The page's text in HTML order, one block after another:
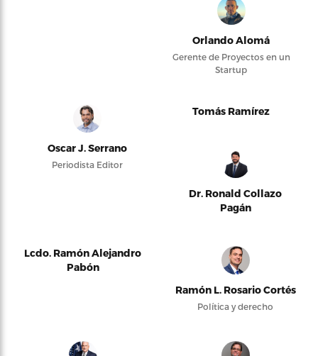
Orlando Alomá
Gerente de Proyectos en un
Startup
Oscar J. Serrano
Periodista Editor
Tomás Ramírez
Dr. Ronald Collazo
Pagán
Lcdo. Ramón Alejandro
Pabón
Ramón L. Rosario Cortés
Política y derecho